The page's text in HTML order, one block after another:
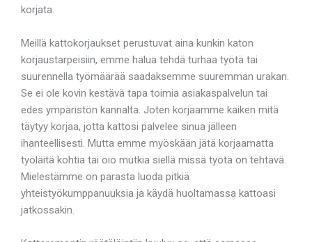
korjata.
Meillä kattokorjaukset perustuvat aina kunkin katon
korjaustarpeisiin, emme halua tehdä turhaa työtä tai
suurennella työmäärää saadaksemme suuremman urakan.
Se ei ole kovin kestävä tapa toimia asiakaspalvelun tai
edes ympäristön kannalta. Joten korjaamme kaiken mitä
täytyy korjaa, jotta kattosi palvelee sinua jälleen
ihanteellisesti. Mutta emme myöskään jätä korjaamatta
työläitä kohtia tai oio mutkia siellä missä työtä on tehtävä.
Mielestämme on parasta luoda pitkiä
yhteistyökumppanuuksia ja käydä huoltamassa kattoasi
jatkossakin.